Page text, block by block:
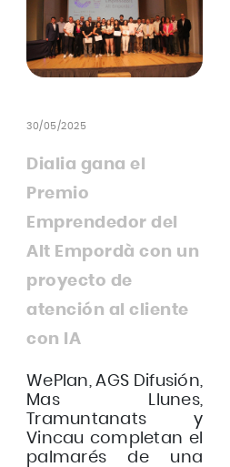
30/05/2025
Dialia gana el
Premio
Emprendedor del
Alt Empordà con un
proyecto de
atención al cliente
con IA
WePlan, AGS Difusión,
Mas Llunes,
Tramuntanats y
Vincau completan el
palmarés de una